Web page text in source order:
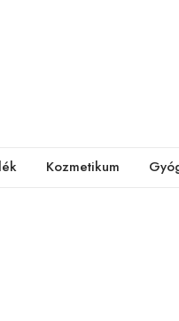
Kozmetikum